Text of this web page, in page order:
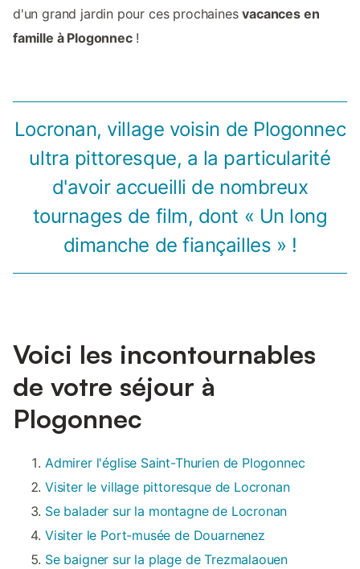
d'un grand jardin pour ces prochainesvacances en
famille à Plogonnec!
Locronan, village voisin de Plogonnec
ultra pittoresque, a la particularité
d'avoir accueilli de nombreux
tournages de film, dont « Un long
dimanche de fiançailles » !
Voici les incontournables
de votre séjour à
Plogonnec
Admirer l'église Saint-Thurien de Plogonnec
Visiter le village pittoresque de Locronan
Se balader sur la montagne de Locronan
Visiter le Port-musée de Douarnenez
Se baigner sur la plage de Trezmalaouen